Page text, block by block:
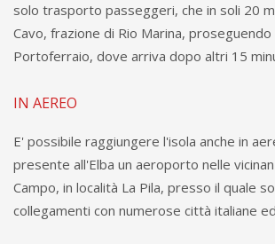
solo trasporto passeggeri, che in soli 20
Cavo, frazione di Rio Marina,
Portoferraio, dove arriva dopo altri 15
IN AEREO
E' possibile raggiungere l'isola anche in
presente all'Elba un aeroporto nelle
Campo, in località La Pila, presso il quale
collegamenti con numerose città italiane